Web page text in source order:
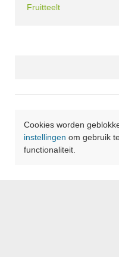
Fruitteelt
Cookies worden
instellingen om gebruik
functionaliteit.